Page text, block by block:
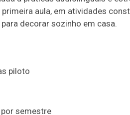
aula, em atividades
decorar sozinho em casa.
piloto
semestre